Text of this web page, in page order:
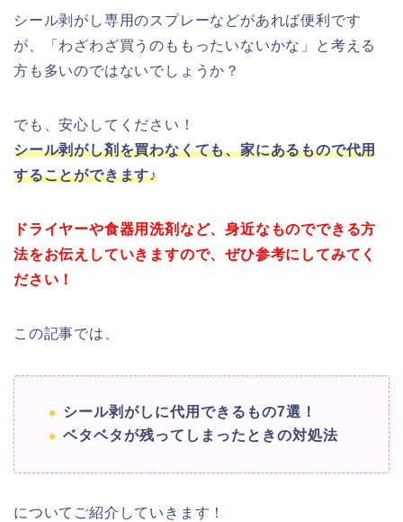
シール剥がし専用のスプレーなどがあれば便利です
が、「わざわざ買うのももったいないかな」と考える
方も多いのではないでしょうか？
でも、安心してください！
シール剥がし剤を買わなくても、家にあるもので代用
することができます♪
ドライヤーや食器用洗剤など、身近なものでできる方
法をお伝えしていきますので、ぜひ参考にしてみてく
ださい！
この記事では、
シール剥がしに代用できるもの7選！
ベタベタが残ってしまったときの対処法
についてご紹介していきます！